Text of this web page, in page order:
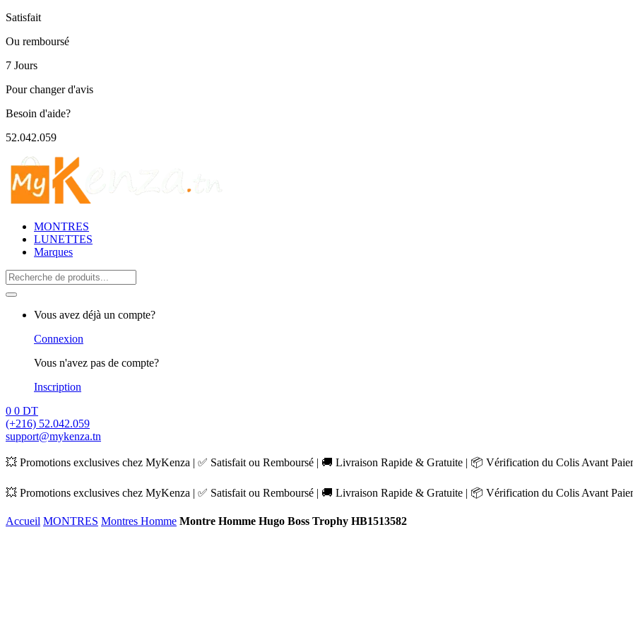
Satisfait
Ou remboursé
7 Jours
Pour changer d'avis
Besoin d'aide?
52.042.059
MONTRES
LUNETTES
Marques
Search
for:
Vous avez déjà un compte?
Connexion
Vous n'avez pas de compte?
Inscription
0 0 DT
(+216) 52.042.059
support@mykenza.tn
💥 Promotions exclusives chez MyKenza | ✅ Satisfait ou Remboursé | 🚚 Livraison Rapide & Gratuite | 📦 Vérification du Colis Avant
💥 Promotions exclusives chez MyKenza | ✅ Satisfait ou Remboursé | 🚚 Livraison Rapide & Gratuite | 📦 Vérification du Colis Avant
Accueil MONTRES Montres Homme Montre Homme Hugo Boss Trophy HB1513582